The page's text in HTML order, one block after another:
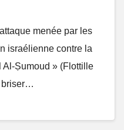
menée par les
israélienne contre la
Al-Ṣumoud » (Flottille
briser…